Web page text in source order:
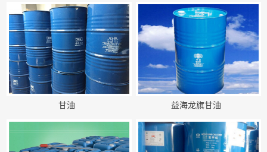
甘油 益海龙旗甘油